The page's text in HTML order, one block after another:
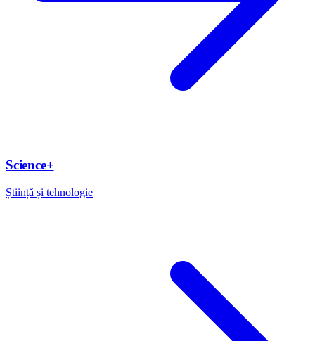
Science+
Știință și tehnologie